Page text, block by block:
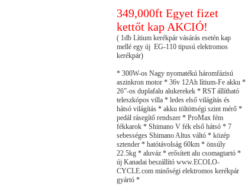
349,000ft Egyet fizet
kettőt kap AKCIÓ!
( 1db Lítium kerékpár vásárás esetén kap
mellé egy új EG-110 tipusú elektromos
kerékpár)
* 300W-os Nagy nyomatékú háromfázisú
aszinkron motor * 36v 12Ah lítium-Fe akku *
26”-os duplafalu alukerekek * RST állítható
teleszkópos villa * ledes első világítás és
hátsó világítás * akku töltöttségi szint mérő *
pedál rásegítő rendszer * ProMax fém
fékkarok * Shimano V fék első hátsó * 7
sebességes Shimano Altus váltó * közép
sztender * hatótávolság 60km * önsúly
22.5kg * aluváz * erősített alu csomagtartó *
új Kanadai beszállító www.ECOLO-
CYCLE.com minőségi elektromos kerékpár
gyártó *